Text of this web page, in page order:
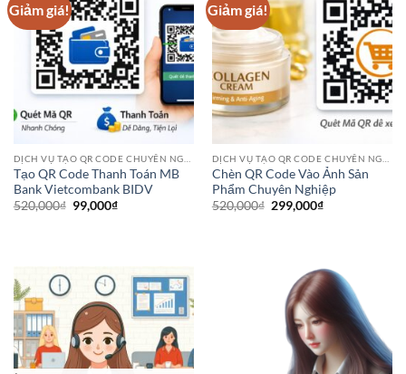
Giảm giá!
Tạo QR Code Thanh Toán MB
Bank Vietcombank BIDV
520,000₫ Giá
gốc
99,000₫Giá
Giảm giá!
Chèn QR Code Vào Ảnh Sản
Phẩm Chuyên Nghiệp
520,000₫ Giá
299,000₫Giá